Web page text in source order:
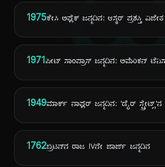
1975ಕೇಸಿ ಅಫ್ಲೆಕ್ ಜನ್ಮದಿನ: ಆಸ್ಕರ್ ಪ್ರಶಸ್ತಿ
1971ಪೀಟ್ ಸಾಂಪ್ರಾಸ್ ಜನ್ಮದಿನ: ಅಮೆರಿಕನ್
1949ಮಾರ್ಕ್ ನಾಫ್ಲರ್ ಜನ್ಮದಿನ: 'ಡೈರ್
1762ಬ್ರಿಟನ್‌ನ ರಾಜ IVನೇ ಜಾರ್ಜ್ ಜನ್ಮದಿನ